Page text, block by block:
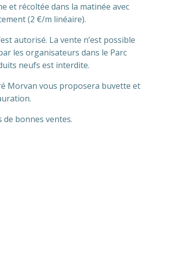
et récoltée dans la matinée avec
(2 €/m linéaire).
autorisé. La vente n’est possible
les organisateurs dans le Parc
neufs est interdite.
Morvan vous proposera buvette et
bonnes ventes.